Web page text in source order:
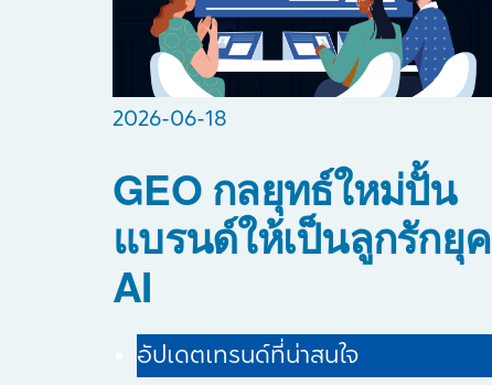
2026-06-18
GEO กลยุทธ์ใหม่ปั้น
แบรนด์ให้เป็นลูกรักยุค
AI
อัปเดตเทรนด์ที่น่าสนใจ